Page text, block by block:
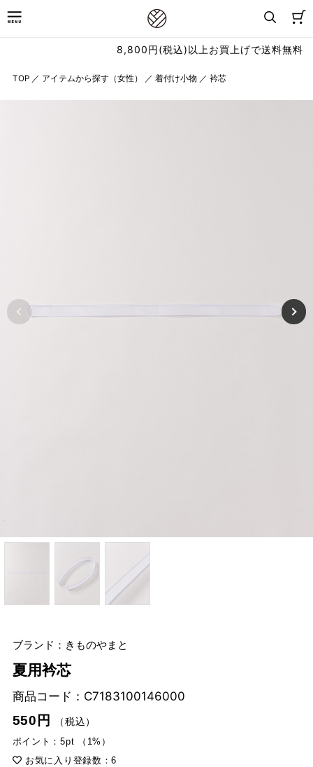
8,800円(税込)以上お買上げで送料無料
TOP ／ アイテムから探す（女性） ／ 着付け小物 ／ 衿芯
ブランド：きものやまと
夏用衿芯
商品コード： C7183100146000
550円
（税込）
ポイント：5pt （1%）
お気に入り登録数：6